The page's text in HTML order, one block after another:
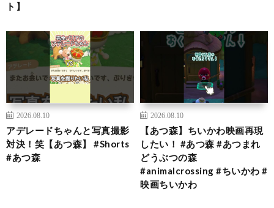
ト】
2026.08.10
アデレードちゃんと写真撮影
対決！笑【あつ森】 #Shorts
#あつ森
2026.08.10
【あつ森】ちいかわ映画再現
したい！ #あつ森 #あつまれ
どうぶつの森
#animalcrossing #ちいかわ #
映画ちいかわ